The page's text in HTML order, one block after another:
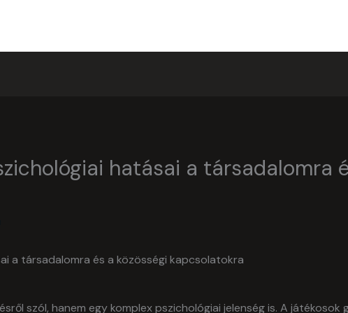
hatásai a társadalomra
a társadalomra és a közösségi kapcsolatokra
szól, hanem egy komplex pszichológiai jelenség is. A játékosok